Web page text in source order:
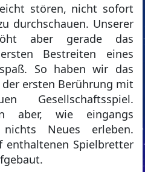
stören, nicht sofort
durchschauen. Unserer
aber gerade das
Bestreiten eines
So haben wir das
ersten Berührung mit
Gesellschaftsspiel.
aber, wie eingangs
Neues erleben.
enthaltenen Spielbretter